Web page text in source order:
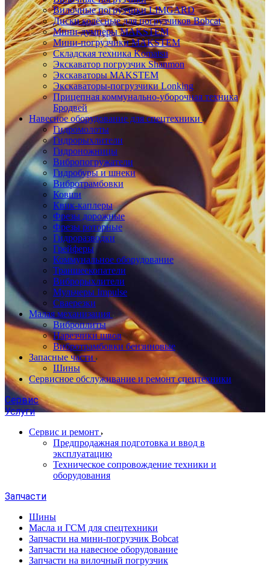
Вилочные погрузчики LIMGARD
Диски колёсные для погрузчиков Bobcat
Мини-думперы MAKSTEM
Мини-погрузчики MAKSTEM
Складская техника Komatsu
Экскаватор погрузчик Shanmon
Экскаваторы MAKSTEM
Экскаваторы-погрузчики Lonking
Прицепная коммунально-уборочная техника
Бродвей
Навесное оборудование для спецтехники
Гидромолоты
Гидрорыхлители
Гидроножницы
Вибропогружатели
Гидробуры и шнеки
Вибротрамбовки
Ковши
Квик-каплеры
Фрезы дорожные
Фрезы роторные
Гидроразводки
Грейферы
Коммунальное оборудование
Траншеекопатели
Виброрыхлители
Мульчеры Impulse
Сваерезки
Малая механизация
Виброплиты
Нарезчики швов
Вибротрамбовки бензиновые
Запасные части
Шины
Сервисное обслуживание и ремонт спецтехники
Сервис
Услуги
Сервис и ремонт
Предпродажная подготовка и ввод в
эксплуатацию
Техническое сопровождение техники и
оборудования
Запчасти
Шины
Масла и ГСМ для спецтехники
Запчасти на мини-погрузчик Bobcat
Запчасти на навесное оборудование
Запчасти на вилочный погрузчик